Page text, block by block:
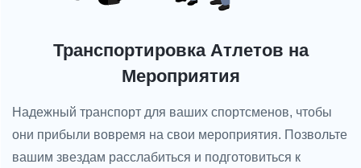
Транспортировка Атлетов на
Мероприятия
Надежный транспорт для ваших спортсменов, чтобы
они прибыли вовремя на свои мероприятия. Позвольте
вашим звездам расслабиться и подготовиться к